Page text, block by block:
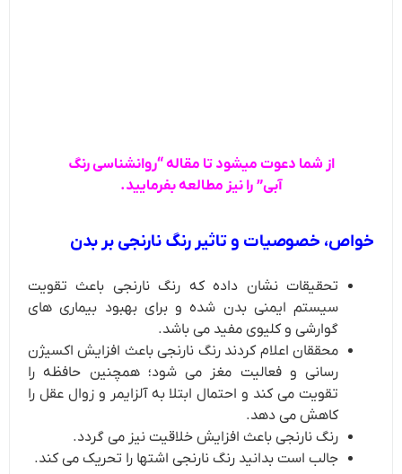
از شما دعوت میشود تا مقاله “روانشناسی رنگ
آبی” را نیز مطالعه بفرمایید.
خواص، خصوصیات و تاثیر رنگ نارنجی بر بدن
تحقیقات نشان داده که رنگ نارنجی باعث تقویت
سیستم ایمنی بدن شده و برای بهبود بیماری های
گوارشی و کلیوی مفید می باشد.
محققان اعلام کردند رنگ نارنجی باعث افزایش اکسیژن
رسانی و فعالیت مغز می شود؛ همچنین حافظه را
تقویت می کند و احتمال ابتلا به آلزایمر و زوال عقل را
کاهش می دهد.
رنگ نارنجی باعث افزایش خلاقیت نیز می گردد.
جالب است بدانید رنگ نارنجی اشتها را تحریک می کند.